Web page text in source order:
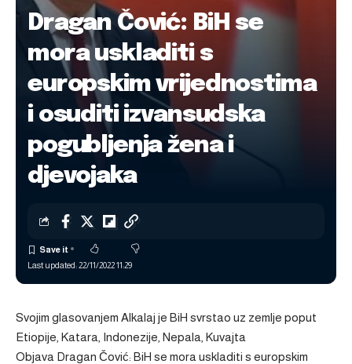
Dragan Čović: BiH se
mora uskladiti s
europskim vrijednostima
i osuditi izvansudska
pogubljenja žena i
djevojaka
Last updated: 22/11/2022 11:29
Svojim glasovanjem Alkalaj je BiH svrstao uz zemlje poput
Etiopije, Katara, Indonezije, Nepala, Kuvajta
Objava Dragan Čović: BiH se mora uskladiti s europskim